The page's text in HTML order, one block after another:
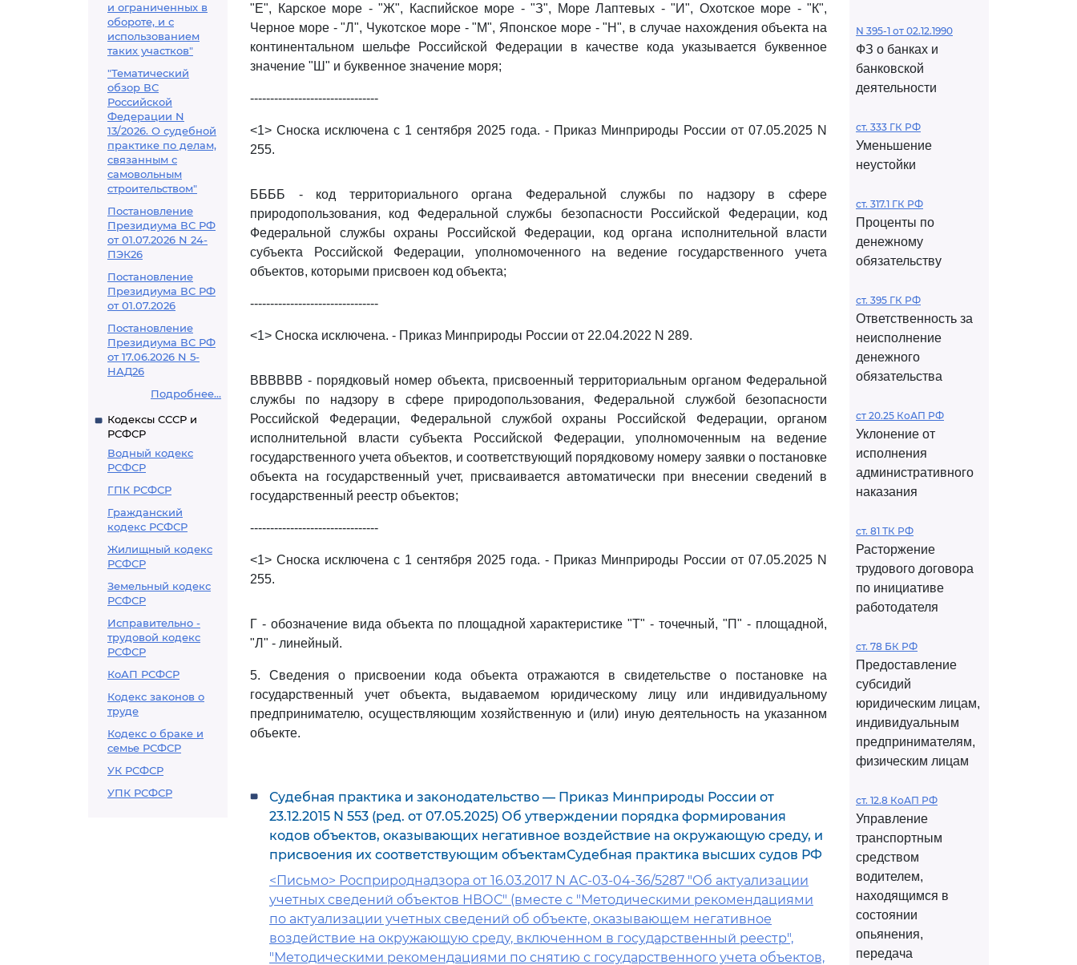
и ограниченных в
обороте, и с
использованием
таких участков"
"Тематический
обзор ВС
Российской
Федерации N
13/2026. О судебной
практике по делам,
связанным с
самовольным
строительством"
Постановление
Президиума ВС РФ
от 01.07.2026 N 24-
ПЭК26
Постановление
Президиума ВС РФ
от 01.07.2026
Постановление
Президиума ВС РФ
от 17.06.2026 N 5-
НАД26
Подробнее...
Кодексы СССР и
РСФСР
Водный кодекс
РСФСР
ГПК РСФСР
Гражданский
кодекс РСФСР
Жилищный кодекс
РСФСР
Земельный кодекс
РСФСР
Исправительно -
трудовой кодекс
РСФСР
КоАП РСФСР
Кодекс законов о
труде
Кодекс о браке и
семье РСФСР
УК РСФСР
УПК РСФСР
"Е", Карское море - "Ж", Каспийское море - "З", Море Лаптевых - "И", Охотское море - "К",
Черное море - "Л", Чукотское море - "М", Японское море - "Н", в случае нахождения объекта на
континентальном шельфе Российской Федерации в качестве кода указывается буквенное
значение "Ш" и буквенное значение моря;
--------------------------------
<1> Сноска исключена с 1 сентября 2025 года. - Приказ Минприроды России от 07.05.2025 N
255.
ББББ - код территориального органа Федеральной службы по надзору в сфере
природопользования, код Федеральной службы безопасности Российской Федерации, код
Федеральной службы охраны Российской Федерации, код органа исполнительной власти
субъекта Российской Федерации, уполномоченного на ведение государственного учета
объектов, которыми присвоен код объекта;
--------------------------------
<1> Сноска исключена. - Приказ Минприроды России от 22.04.2022 N 289.
ВВВВВВ - порядковый номер объекта, присвоенный территориальным органом Федеральной
службы по надзору в сфере природопользования, Федеральной службой безопасности
Российской Федерации, Федеральной службой охраны Российской Федерации, органом
исполнительной власти субъекта Российской Федерации, уполномоченным на ведение
государственного учета объектов, и соответствующий порядковому номеру заявки о постановке
объекта на государственный учет, присваивается автоматически при внесении сведений в
государственный реестр объектов;
--------------------------------
<1> Сноска исключена с 1 сентября 2025 года. - Приказ Минприроды России от 07.05.2025 N
255.
Г - обозначение вида объекта по площадной характеристике "Т" - точечный, "П" - площадной,
"Л" - линейный.
5. Сведения о присвоении кода объекта отражаются в свидетельстве о постановке на
государственный учет объекта, выдаваемом юридическому лицу или индивидуальному
предпринимателю, осуществляющим хозяйственную и (или) иную деятельность на указанном
объекте.
Судебная практика и законодательство — Приказ Минприроды России от
23.12.2015 N 553 (ред. от 07.05.2025) Об утверждении порядка формирования
кодов объектов, оказывающих негативное воздействие на окружающую среду, и
присвоения их соответствующим объектамСудебная практика высших судов РФ
<Письмо> Росприроднадзора от 16.03.2017 N АС-03-04-36/5287 "Об актуализации
учетных сведений объектов НВОС" (вместе с "Методическими рекомендациями
по актуализации учетных сведений об объекте, оказывающем негативное
воздействие на окружающую среду, включенном в государственный реестр",
"Методическими рекомендациями по снятию с государственного учета объектов,
N 395-1 от 02.12.1990
ФЗ о банках и
банковской
деятельности
ст. 333 ГК РФ
Уменьшение
неустойки
ст. 317.1 ГК РФ
Проценты по
денежному
обязательству
ст. 395 ГК РФ
Ответственность за
неисполнение
денежного
обязательства
ст 20.25 КоАП РФ
Уклонение от
исполнения
административного
наказания
ст. 81 ТК РФ
Расторжение
трудового договора
по инициативе
работодателя
ст. 78 БК РФ
Предоставление
субсидий
юридическим лицам,
индивидуальным
предпринимателям,
физическим лицам
ст. 12.8 КоАП РФ
Управление
транспортным
средством
водителем,
находящимся в
состоянии
опьянения,
передача